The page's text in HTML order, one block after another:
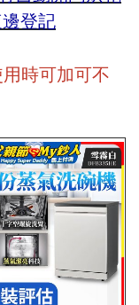
登記
時可加可不